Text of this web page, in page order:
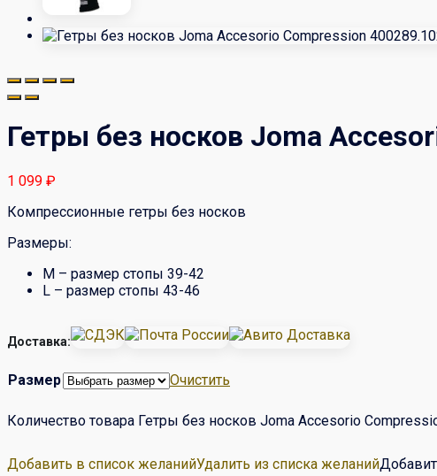
Гетры без носков Joma
1 099 ₽
Компрессионные гетры без носков
Размеры:
М – размер стопы 39-42
L – размер стопы 43-46
Доставка:
Размер Очистить
Количество товара Гетры без носков Joma Accesorio
Добавить в список желанийУдалить из списка желаний